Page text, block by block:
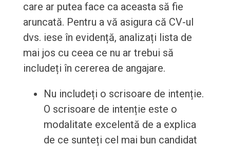
care ar putea face ca aceasta să fie
aruncată. Pentru a vă asigura că CV-ul
dvs. iese în evidență, analizați lista de
mai jos cu ceea ce nu ar trebui să
includeți în cererea de angajare.
Nu includeți o scrisoare de intenție.
O scrisoare de intenție este o
modalitate excelentă de a explica
de ce sunteți cel mai bun candidat